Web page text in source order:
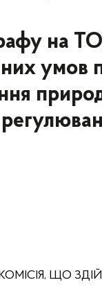
на
умов
ЩО